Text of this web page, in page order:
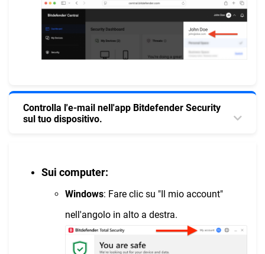
Controlla l'e-mail nell'app Bitdefender Security
sul tuo dispositivo.
Sui computer:
Windows: Fare clic su "Il mio account"
nell'angolo in alto a destra.